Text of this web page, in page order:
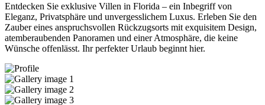
Entdecken Sie exklusive Villen in Florida – ein Inbegriff von
Eleganz, Privatsphäre und unvergesslichem Luxus. Erleben Sie den
Zauber eines anspruchsvollen Rückzugsorts mit exquisitem Design,
atemberaubenden Panoramen und einer Atmosphäre, die keine
Wünsche offenlässt. Ihr perfekter Urlaub beginnt hier.